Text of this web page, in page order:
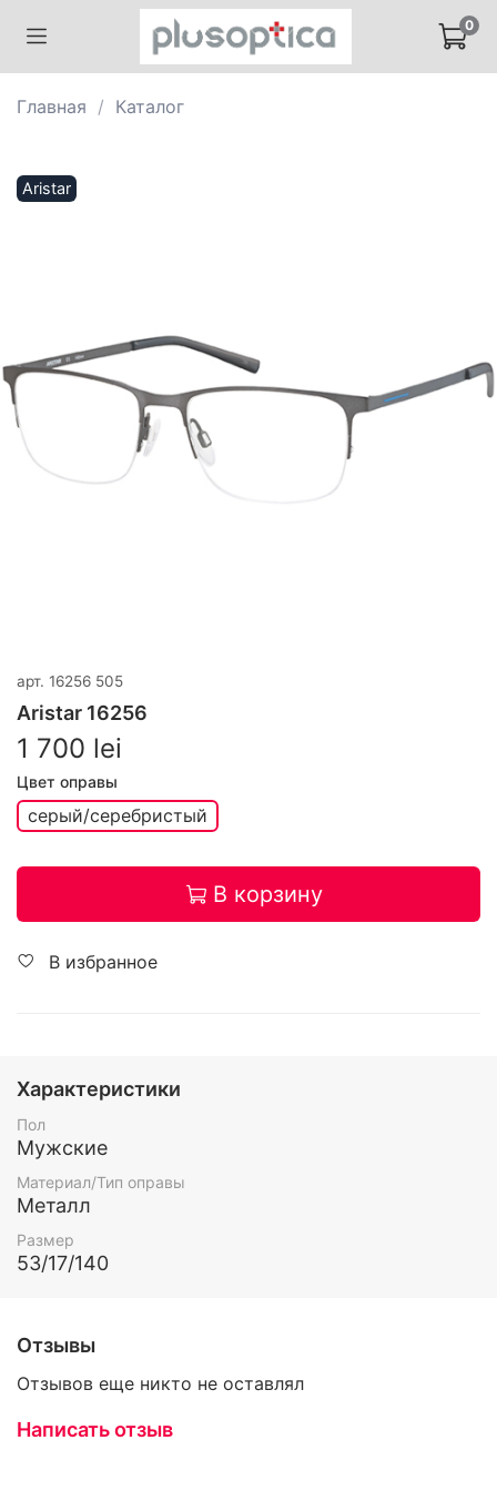
0
Главная Каталог
Aristar
арт. 16256 505
Aristar 16256
1 700 lei
Цвет оправы
серый/серебристый
В корзину
В избранное
Характеристики
Пол
Мужские
Материал/Тип оправы
Металл
Размер
53/17/140
Отзывы
Отзывов еще никто не оставлял
Написать отзыв